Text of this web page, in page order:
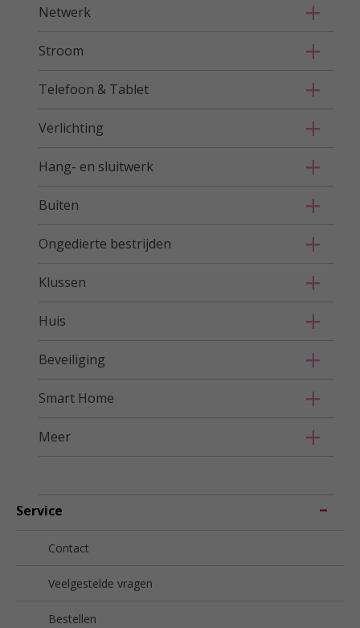
Netwerk
Stroom
Telefoon & Tablet
Verlichting
Hang- en sluitwerk
Buiten
Ongedierte bestrijden
Klussen
Huis
Beveiliging
Smart Home
Meer
Service
Contact
Veelgestelde vragen
Bestellen